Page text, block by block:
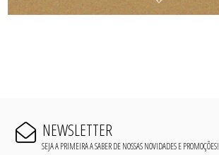
NEWSLETTER
SEJA A PRIMEIRA A SABER DE NOSSAS NOVIDADES E PROMOÇÕES!